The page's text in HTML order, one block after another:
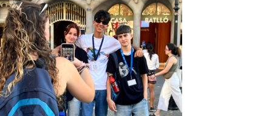
4.310,00 €.4.210,00 €.